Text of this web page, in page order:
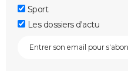
Sport
Les dossiers d'actu